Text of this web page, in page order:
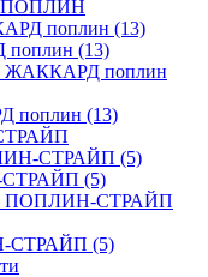
поплин (13)
(13)
ЖАККАРД поплин
поплин (13)
СТРАЙП (5)
(5)
ПОПЛИН-СТРАЙП
СТРАЙП (5)